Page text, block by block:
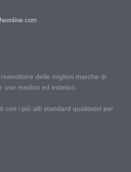
delle migliori marche di
uso medico ed estetico.
con i più alti standard qualitativi per